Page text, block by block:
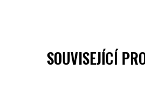
SOUVISEJÍCÍ